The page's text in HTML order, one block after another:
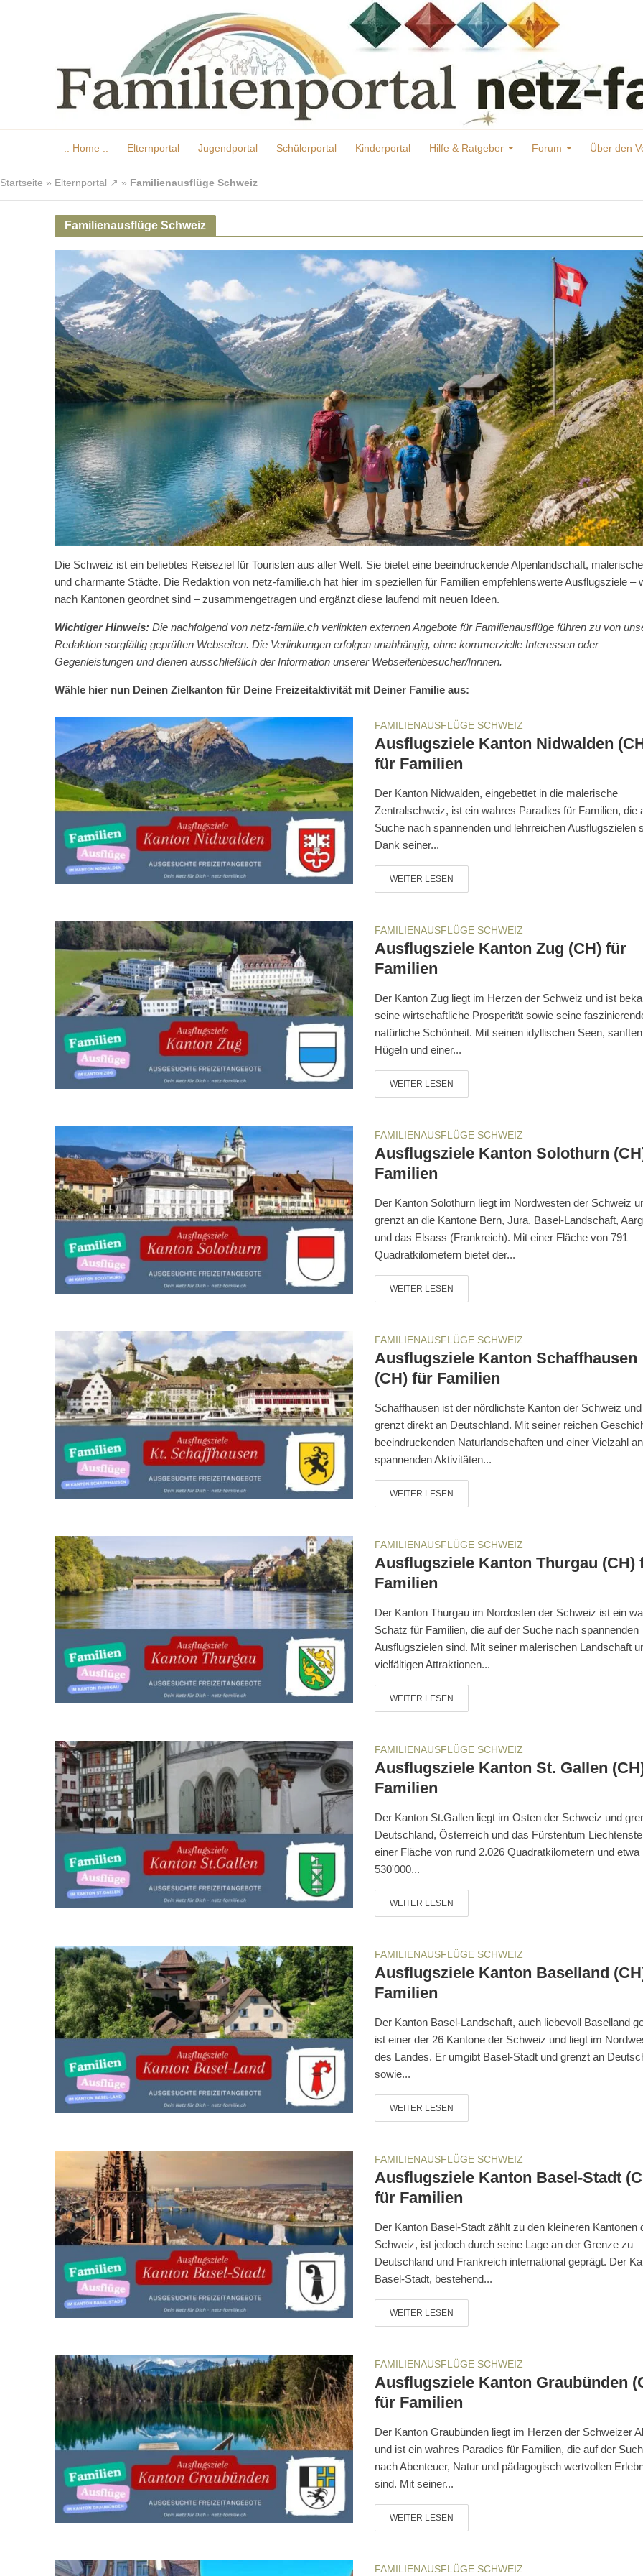
:: Home :: Elternportal Jugendportal Schülerportal Kinderportal Hilfe & Ratgeber Forum Über den
Startseite » Elternportal ↗ » Familienausflüge Schweiz
Familienausflüge Schweiz
Die Schweiz ist ein beliebtes Reiseziel für Touristen aus aller Welt. Sie bietet eine beeindruckende Alpenlandschaft,
und charmante Städte. Die Redaktion von netz-familie.ch hat hier im speziellen für Familien empfehlenswerte Ausflugsziele –
nach Kantonen geordnet sind – zusammengetragen und ergänzt diese laufend mit neuen Ideen.
Wichtiger Hinweis:Die nachfolgend von netz-familie.ch verlinkten externen Angebote für Familienausflüge führen zu von
Redaktion sorgfältig geprüften Webseiten. Die Verlinkungen erfolgen unabhängig, ohne kommerzielle Interessen oder
Gegenleistungen und dienen ausschließlich der Information unserer Webseitenbesucher/Innnen.
Wähle hier nun Deinen Zielkanton für Deine Freizeitaktivität mit Deiner Familie aus:
FAMILIENAUSFLÜGE SCHWEIZ
Ausflugsziele Kanton Nidwalden
für Familien
Der Kanton Nidwalden, eingebettet in die malerische
Zentralschweiz, ist ein wahres Paradies für Familien, die
Suche nach spannenden und lehrreichen Ausflugszielen
Dank seiner...
WEITER LESEN
FAMILIENAUSFLÜGE SCHWEIZ
Ausflugsziele Kanton Zug (CH) für
Familien
Der Kanton Zug liegt im Herzen der Schweiz und ist
seine wirtschaftliche Prosperität sowie seine
natürliche Schönheit. Mit seinen idyllischen Seen, sanften
Hügeln und einer...
WEITER LESEN
FAMILIENAUSFLÜGE SCHWEIZ
Ausflugsziele Kanton Solothurn
Familien
Der Kanton Solothurn liegt im Nordwesten der Schweiz
grenzt an die Kantone Bern, Jura, Basel-Landschaft,
und das Elsass (Frankreich). Mit einer Fläche von 791
Quadratkilometern bietet der...
WEITER LESEN
FAMILIENAUSFLÜGE SCHWEIZ
Ausflugsziele Kanton Schaffhausen
(CH) für Familien
Schaffhausen ist der nördlichste Kanton der Schweiz und
grenzt direkt an Deutschland. Mit seiner reichen
beeindruckenden Naturlandschaften und einer Vielzahl an
spannenden Aktivitäten...
WEITER LESEN
FAMILIENAUSFLÜGE SCHWEIZ
Ausflugsziele Kanton Thurgau (CH)
Familien
Der Kanton Thurgau im Nordosten der Schweiz ist ein
Schatz für Familien, die auf der Suche nach spannenden
Ausflugszielen sind. Mit seiner malerischen Landschaft
vielfältigen Attraktionen...
WEITER LESEN
FAMILIENAUSFLÜGE SCHWEIZ
Ausflugsziele Kanton St. Gallen
Familien
Der Kanton St.Gallen liegt im Osten der Schweiz und
Deutschland, Österreich und das Fürstentum
einer Fläche von rund 2.026 Quadratkilometern und etwa
530'000...
WEITER LESEN
FAMILIENAUSFLÜGE SCHWEIZ
Ausflugsziele Kanton Baselland
Familien
Der Kanton Basel-Landschaft, auch liebevoll Baselland
ist einer der 26 Kantone der Schweiz und liegt im
des Landes. Er umgibt Basel-Stadt und grenzt an
sowie...
WEITER LESEN
FAMILIENAUSFLÜGE SCHWEIZ
Ausflugsziele Kanton Basel-Stadt
für Familien
Der Kanton Basel-Stadt zählt zu den kleineren Kantonen
Schweiz, ist jedoch durch seine Lage an der Grenze zu
Deutschland und Frankreich international geprägt. Der
Basel-Stadt, bestehend...
WEITER LESEN
FAMILIENAUSFLÜGE SCHWEIZ
Ausflugsziele Kanton Graubünden
für Familien
Der Kanton Graubünden liegt im Herzen der Schweizer
und ist ein wahres Paradies für Familien, die auf der
nach Abenteuer, Natur und pädagogisch wertvollen
sind. Mit seiner...
WEITER LESEN
FAMILIENAUSFLÜGE SCHWEIZ